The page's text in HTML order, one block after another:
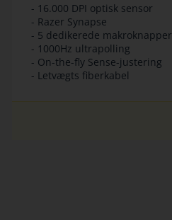
- 16.000 DPI optisk sensor
- Razer Synapse
- 5 dedikerede makroknapper
- 1000Hz ultrapolling
- On-the-fly Sense-justering
- Letvægts fiberkabel